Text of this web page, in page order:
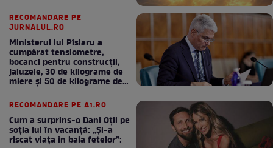
RECOMANDARE PE
JURNALUL.RO
Ministerul lui Pîslaru a
cumpărat tensiometre,
bocanci pentru construcții,
jaluzele, 30 de kilograme de
miere și 50 de kilograme de
RECOMANDARE PE A1.RO
Cum a surprins-o Dani Oțil pe
soția lui în vacanță: „Și-a
riscat viața în baia fetelor”: